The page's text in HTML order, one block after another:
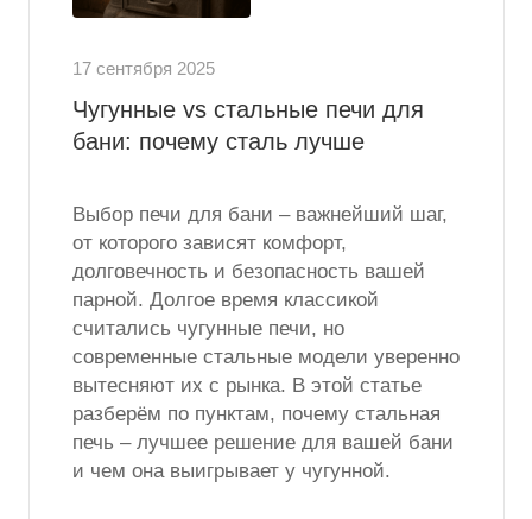
17 сентября 2025
Чугунные vs стальные печи для
бани: почему сталь лучше
Выбор печи для бани – важнейший шаг,
от которого зависят комфорт,
долговечность и безопасность вашей
парной. Долгое время классикой
считались чугунные печи, но
современные стальные модели уверенно
вытесняют их с рынка. В этой статье
разберём по пунктам, почему стальная
печь – лучшее решение для вашей бани
и чем она выигрывает у чугунной.